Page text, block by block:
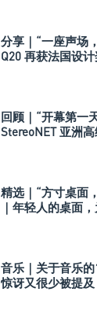
分享｜“一座声场
Q20 再获法国设
回顾｜“开幕第一
StereoNET 亚洲
精选｜“方寸桌面
｜年轻人的桌面
音乐｜关于音乐
惊讶又很少被提及